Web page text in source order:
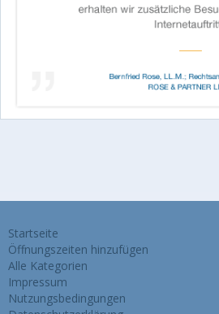
Startseite
Öffnungszeiten hinzufügen
Alle Kategorien
Impressum
Nutzungsbedingungen